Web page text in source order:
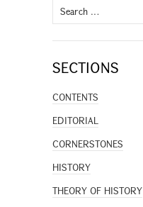
Search
for:
SECTIONS
CONTENTS
EDITORIAL
CORNERSTONES
HISTORY
THEORY OF HISTORY